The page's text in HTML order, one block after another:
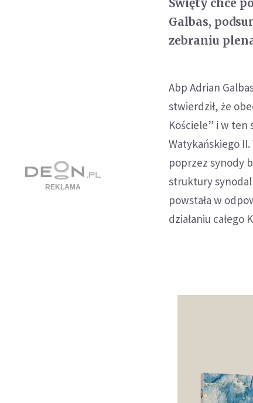
Galbas,
zebraniu
Abp Adrian
stwierdził, że
Kościele” i w ten
Watykańskiego
poprzez synody
struktury
powstała w
działaniu całego